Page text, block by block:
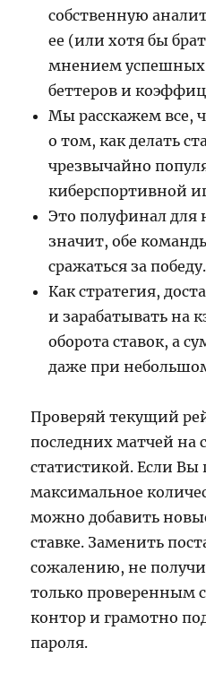
собственную
ее (или хотя бы
мнением успешных
беттеров и
Мы расскажем все,
о том, как делать
чрезвычайно
киберспортивной
Это полуфинал для
значит, обе
сражаться за победу.
Как стратегия,
и зарабатывать на
оборота ставок, а
даже при
Проверяй текущий
последних матчей на
статистикой. Если Вы
максимальное
можно добавить
ставке. Заменить
сожалению, не
только проверенным
контор и грамотно
пароля.